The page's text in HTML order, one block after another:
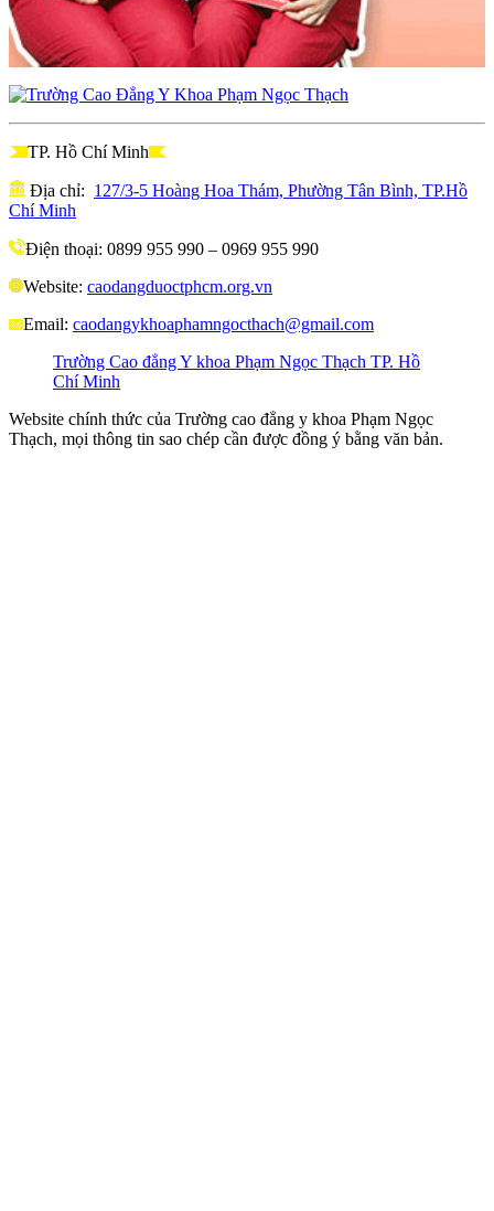
TP. Hồ Chí Minh
Địa chỉ: 127/3-5 Hoàng Hoa Thám, Phường Tân Bình, TP.Hồ
Chí Minh
Điện thoại: 0899 955 990 – 0969 955 990
Website: caodangduoctphcm.org.vn
Email: caodangykhoaphamngocthach@gmail.com
Trường Cao đẳng Y khoa Phạm Ngọc Thạch TP. Hồ
Chí Minh
Website chính thức của Trường cao đẳng y khoa Phạm Ngọc
Thạch, mọi thông tin sao chép cần được đồng ý bằng văn bản.